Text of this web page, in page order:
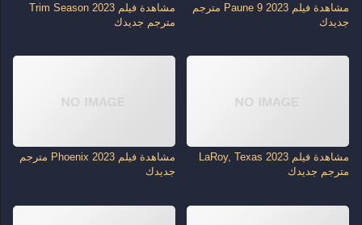
مشاهدة فيلم Paune 9 2023 مترجم
جديدك
مشاهدة فيلم Trim Season 2023
مترجم جديدك
مشاهدة فيلم LaRoy, Texas 2023
مترجم جديدك
مشاهدة فيلم Phoenix 2023 مترجم
جديدك